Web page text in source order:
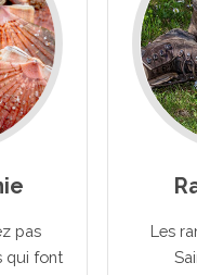
pas
qui font
Les